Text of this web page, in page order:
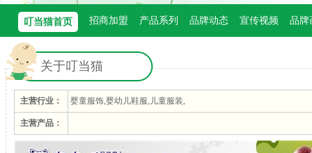
叮当猫首页 招商加盟 产品系列 品牌动态 宣传视频 品牌
关于叮当猫
主营行业： 婴童服饰,婴幼儿鞋服,儿童服装,
主营产品：